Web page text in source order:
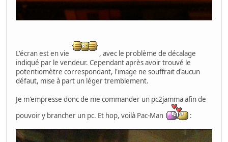
L'écran est en vie
, avec le problème de décalage
indiqué par le vendeur. Cependant après avoir trouvé le
potentiomètre correspondant, l'image ne souffrait d'aucun
défaut, mise à part un léger tremblement.
Je m'empresse donc de me commander un pc2jamma afin de
pouvoir y brancher un pc. Et hop, voilà Pac-Man
: